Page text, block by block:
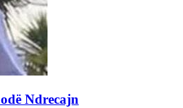
Ndrecajn